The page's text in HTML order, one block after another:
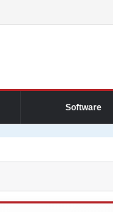
Software